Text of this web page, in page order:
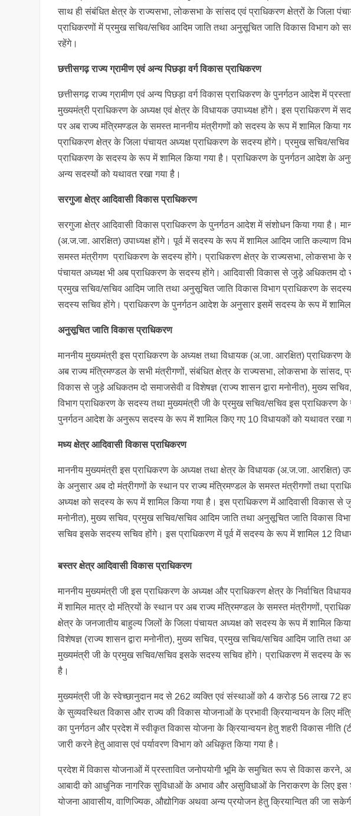
साथ ही संबंधित क्षेत्र के राज्यसभा, लोकसभा के सांसद एवं प्राधिकरण क्षेत्रों के जिला
प्राधिकरणों में प्रमुख सचिव/सचिव आदिम जाति तथा अनुसूचित जाति विकास विभाग
रहेंगे।
छत्तीसगढ़ राज्य ग्रामीण एवं अन्य पिछड़ा वर्ग विकास प्राधिकरण
छत्तीसगढ़ राज्य ग्रामीण एवं अन्य पिछड़ा वर्ग विकास प्राधिकरण के पुनर्गठन आदेश में
मुख्यमंत्री प्राधिकरण के अध्यक्ष एवं क्षेत्र के विधायक उपाध्यक्ष होंगे। इस प्राधिकरण में
पर अब राज्य मंत्रिमण्डल के समस्त माननीय मंत्रीगणों को सदस्य के रूप में शामिल किया
प्राधिकरण क्षेत्र के जिला पंचायत अध्यक्ष प्राधिकरण के सदस्य होंगे। प्रमुख सचिव/
प्राधिकरण के सदस्य के रूप में शामिल किया गया है। प्राधिकरण के पुनर्गठन आदेश के
अन्य सदस्यों को यथावत रखा गया है।
सरगुजा क्षेत्र आदिवासी विकास प्राधिकरण
सरगुजा क्षेत्र आदिवासी विकास प्राधिकरण के पुनर्गठन आदेश में संशोधन किया गया है।
(अ.ज.जा. आरक्षित) उपाध्यक्ष होंगे। पूर्व में सदस्य के रूप में शामिल आदिम जाति कल्याण
समस्त मंत्रीगण प्राधिकरण के सदस्य होंगे। प्राधिकरण क्षेत्र के राज्यसभा, लोकसभा के
पंचायत अध्यक्ष भी अब प्राधिकरण के सदस्य होंगे। आदिवासी विकास से जुड़े अधिकतम दो
प्रमुख सचिव/सचिव आदिम जाति तथा अनुसूचित जाति विकास विभाग प्राधिकरण के
सदस्य सचिव होंगे। प्राधिकरण के पुनर्गठन आदेश के अनुसार इसमें सदस्य के रूप में शामिल
अनुसूचित जाति विकास प्राधिकरण
माननीय मुख्यमंत्री इस प्राधिकरण के अध्यक्ष तथा विधायक (अ.जा. आरक्षित) प्राधिकरण
अब राज्य मंत्रिमण्डल के सभी मंत्रीगणों, संबंधित क्षेत्र के राज्यसभा, लोकसभा के सांसद,
विकास से जुड़े अधिकतम दो समाजसेवी व विशेषज्ञ (राज्य शासन द्वारा मनोनीत), मुख्य
विभाग प्राधिकरण के सदस्य तथा मुख्यमंत्री जी के प्रमुख सचिव/सचिव इस प्राधिकरण
पुनर्गठन आदेश के अनुरूप सदस्य के रूप में शामिल किए गए 10 विधायकों को यथावत रखा
मध्य क्षेत्र आदिवासी विकास प्राधिकरण
माननीय मुख्यमंत्री इस प्राधिकरण के अध्यक्ष तथा क्षेत्र के विधायक (अ.ज.जा. आरक्षित)
के अनुसार अब दो मंत्रीगणों के स्थान पर राज्य मंत्रिमण्डल के समस्त मंत्रीगणों तथा
अध्यक्ष को सदस्य के रूप में शामिल किया गया है। इस प्राधिकरण में आदिवासी विकास से
मनोनीत), मुख्य सचिव, प्रमुख सचिव/सचिव आदिम जाति तथा अनुसूचित जाति विकास
सचिव इसके सदस्य सचिव होंगे। इस प्राधिकरण में पूर्व में सदस्य के रूप में शामिल 12
बस्तर क्षेत्र आदिवासी विकास प्राधिकरण
माननीय मुख्यमंत्री जी इस प्राधिकरण के अध्यक्ष और प्राधिकरण क्षेत्र के निर्वाचित
में शामिल मात्र दो मंत्रियों के स्थान पर अब राज्य मंत्रिमण्डल के समस्त मंत्रीगणों,
क्षेत्र के जनजातीय बाहुल्य जिलों के जिला पंचायत अध्यक्ष को सदस्य के रूप में शामिल
विशेषज्ञ (राज्य शासन द्वारा मनोनीत), मुख्य सचिव, प्रमुख सचिव/सचिव आदिम जाति
मुख्यमंत्री जी के प्रमुख सचिव/सचिव इसके सदस्य सचिव होंगे। प्राधिकरण में सदस्य के
है।
मुख्यमंत्री जी के स्वेच्छानुदान मद से 262 व्यक्ति एवं संस्थाओं को 4 करोड़ 56 लाख 72
के सुव्यवस्थित विकास और राज्य की विकास योजनाओं के प्रभावी क्रियान्वयन के लिए
का पुनर्गठन और प्रदेश में स्वीकृत विकास योजना के क्रियान्वयन हेतु शहरी विकास नीति
जारी करने हेतु आवास एवं पर्यावरण विभाग को अधिकृत किया गया है।
प्रदेश में विकास योजनाओं में प्रस्तावित जनोपयोगी भूमि के समुचित रूप से विकास करने,
आबादी को आधुनिक नागरिक सुविधाओं के अभाव और असुविधाओं के निराकरण के लिए इस
योजना आवासीय, वाणिज्यिक, औद्योगिक अथवा अन्य प्रयोजन हेतु क्रियान्वित की जा